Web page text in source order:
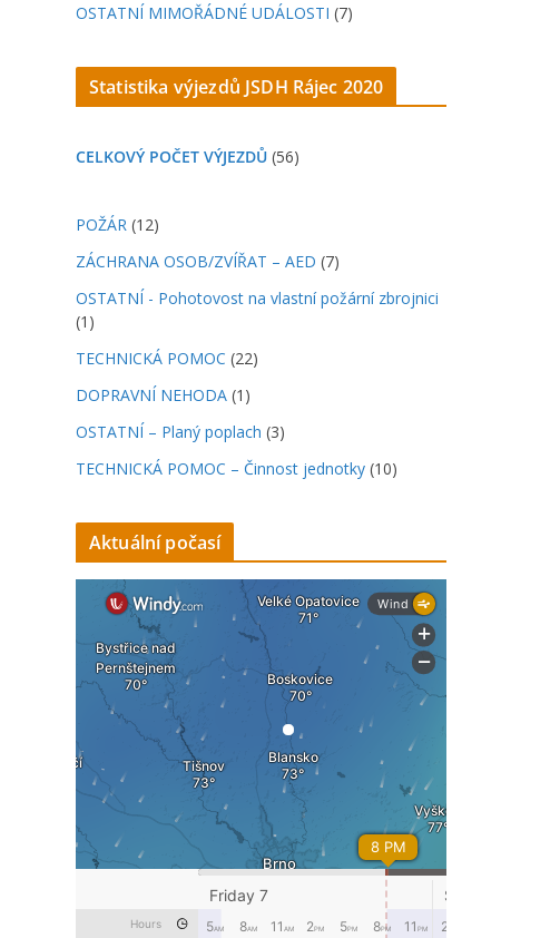
OSTATNÍ MIMOŘÁDNÉ UDÁLOSTI (7)
Statistika výjezdů JSDH Rájec 2020
CELKOVÝ POČET VÝJEZDŮ (56)
POŽÁR (12)
ZÁCHRANA OSOB/ZVÍŘAT – AED (7)
OSTATNÍ - Pohotovost na vlastní požární zbrojnici
(1)
TECHNICKÁ POMOC (22)
DOPRAVNÍ NEHODA (1)
OSTATNÍ – Planý poplach (3)
TECHNICKÁ POMOC – Činnost jednotky (10)
Aktuální počasí